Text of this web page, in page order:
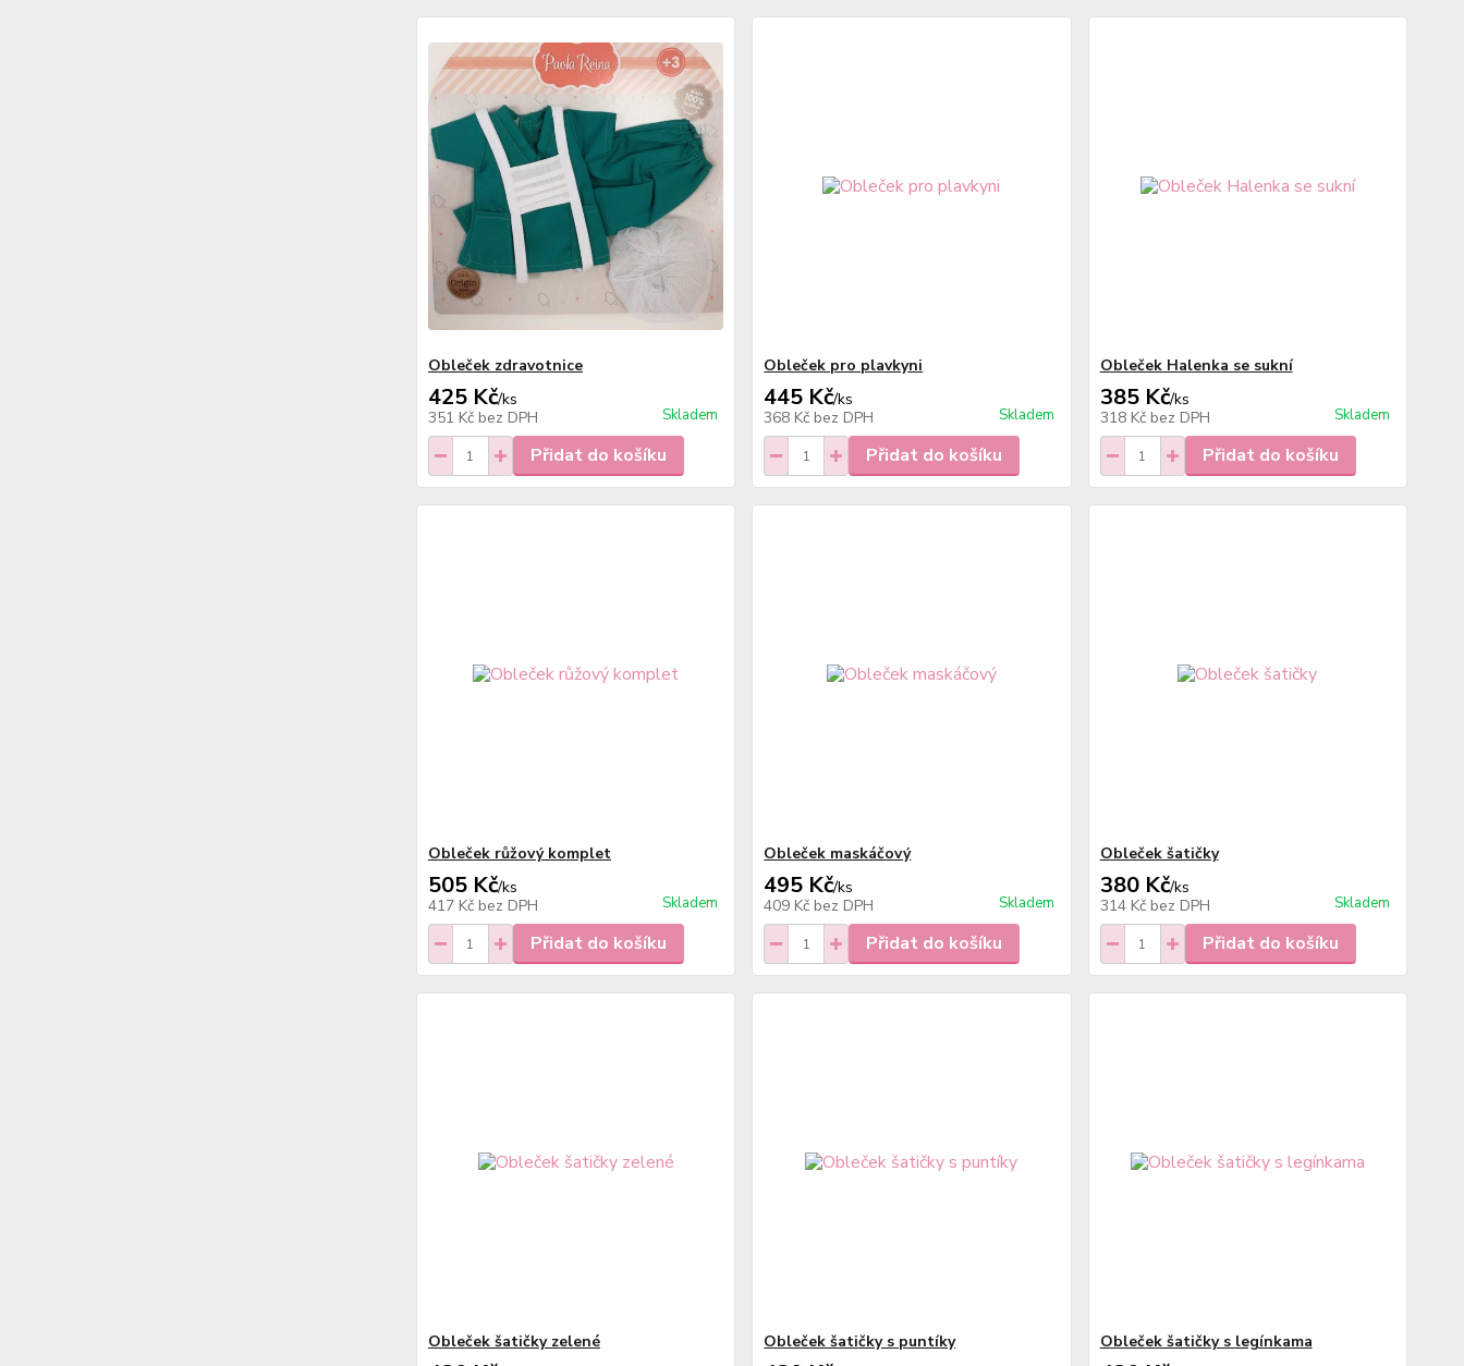
Obleček zdravotnice
425 Kč/ks
351 Kč bez DPH Skladem
Přidat do košíku
Obleček pro plavkyni
445 Kč/ks
368 Kč bez DPH Skladem
Přidat do košíku
Obleček Halenka se sukní
385 Kč/ks
318 Kč bez DPH Skladem
Přidat do košíku
Obleček růžový komplet
505 Kč/ks
417 Kč bez DPH Skladem
Přidat do košíku
Obleček maskáčový
495 Kč/ks
409 Kč bez DPH Skladem
Přidat do košíku
Obleček šatičky
380 Kč/ks
314 Kč bez DPH Skladem
Přidat do košíku
Obleček šatičky zelené Obleček šatičky s puntíky Obleček šatičky s legínkama